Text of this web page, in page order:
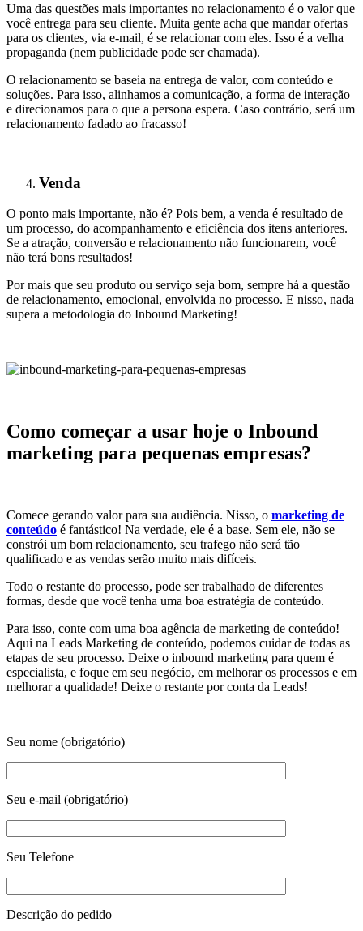
Uma das questões mais importantes no relacionamento é o valor que
você entrega para seu cliente. Muita gente acha que mandar ofertas
para os clientes, via e-mail, é se relacionar com eles. Isso é a velha
propaganda (nem publicidade pode ser chamada).
O relacionamento se baseia na entrega de valor, com conteúdo e
soluções. Para isso, alinhamos a comunicação, a forma de interação
e direcionamos para o que a persona espera. Caso contrário, será um
relacionamento fadado ao fracasso!
Venda
O ponto mais importante, não é? Pois bem, a venda é resultado de
um processo, do acompanhamento e eficiência dos itens anteriores.
Se a atração, conversão e relacionamento não funcionarem, você
não terá bons resultados!
Por mais que seu produto ou serviço seja bom, sempre há a questão
de relacionamento, emocional, envolvida no processo. E nisso, nada
supera a metodologia do Inbound Marketing!
Como começar a usar hoje o Inbound
marketing para pequenas empresas?
Comece gerando valor para sua audiência. Nisso, o marketing de
conteúdo é fantástico! Na verdade, ele é a base. Sem ele, não se
constrói um bom relacionamento, seu trafego não será tão
qualificado e as vendas serão muito mais difíceis.
Todo o restante do processo, pode ser trabalhado de diferentes
formas, desde que você tenha uma boa estratégia de conteúdo.
Para isso, conte com uma boa agência de marketing de conteúdo!
Aqui na Leads Marketing de conteúdo, podemos cuidar de todas as
etapas de seu processo. Deixe o inbound marketing para quem é
especialista, e foque em seu negócio, em melhorar os processos e em
melhorar a qualidade! Deixe o restante por conta da Leads!
Seu nome (obrigatório)
Seu e-mail (obrigatório)
Seu Telefone
Descrição do pedido